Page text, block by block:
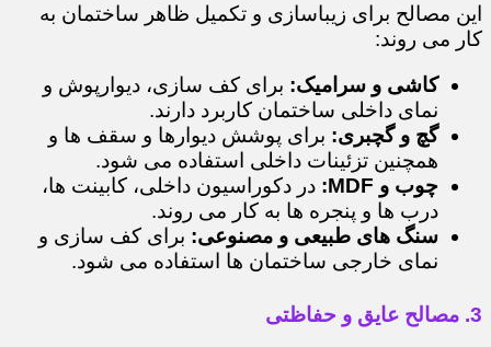
این مصالح برای زیباسازی و تکمیل ظاهر ساختمان به
کار می روند:
کاشی و سرامیک: برای کف سازی، دیوارپوش و
نمای داخلی ساختمان کاربرد دارند.
گچ و گچبری: برای پوشش دیوارها و سقف ها و
همچنین تزئینات داخلی استفاده می شود.
چوب و MDF:
در دکوراسیون داخلی، کابینت ها،
درب ها و پنجره ها به کار می روند.
سنگ های طبیعی و مصنوعی: برای کف سازی و
نمای خارجی ساختمان ها استفاده می شود.
3. مصالح عایق و حفاظتی